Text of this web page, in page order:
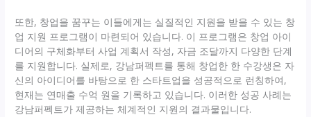
또한, 창업을 꿈꾸는 이들에게는 실질적인 지원을 받을 수 있는 창
업 지원 프로그램이 마련되어 있습니다. 이 프로그램은 창업 아이
디어의 구체화부터 사업 계획서 작성, 자금 조달까지 다양한 단계
를 지원합니다. 실제로, 강남퍼펙트를 통해 창업한 한 수강생은 자
신의 아이디어를 바탕으로 한 스타트업을 성공적으로 런칭하여,
현재는 연매출 수억 원을 기록하고 있습니다. 이러한 성공 사례는
강남퍼펙트가 제공하는 체계적인 지원의 결과물입니다.